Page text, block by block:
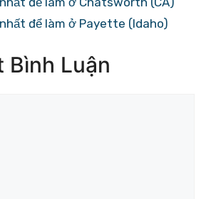
để làm ở Payette (Idaho)
Bình Luận